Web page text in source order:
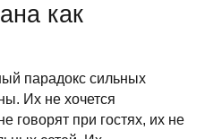
как
парадокс сильных
Их не хочется
говорят при гостях, их не